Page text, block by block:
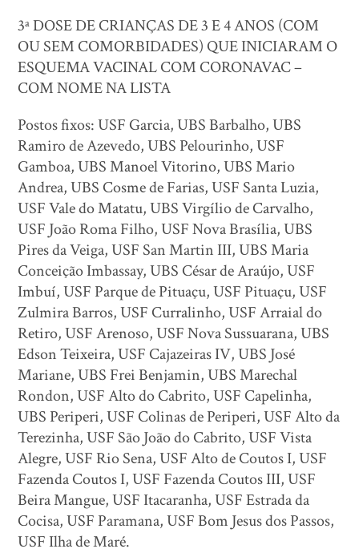
3ª DOSE DE CRIANÇAS DE 3 E 4 ANOS (COM
OU SEM COMORBIDADES) QUE INICIARAM O
ESQUEMA VACINAL COM CORONAVAC –
COM NOME NA LISTA
Postos fixos: USF Garcia, UBS Barbalho, UBS
Ramiro de Azevedo, UBS Pelourinho, USF
Gamboa, UBS Manoel Vitorino, UBS Mario
Andrea, UBS Cosme de Farias, USF Santa Luzia,
USF Vale do Matatu, UBS Virgílio de Carvalho,
USF João Roma Filho, USF Nova Brasília, UBS
Pires da Veiga, USF San Martin III, UBS Maria
Conceição Imbassay, UBS César de Araújo, USF
Imbuí, USF Parque de Pituaçu, USF Pituaçu, USF
Zulmira Barros, USF Curralinho, USF Arraial do
Retiro, USF Arenoso, USF Nova Sussuarana, UBS
Edson Teixeira, USF Cajazeiras IV, UBS José
Mariane, UBS Frei Benjamin, UBS Marechal
Rondon, USF Alto do Cabrito, USF Capelinha,
UBS Periperi, USF Colinas de Periperi, USF Alto da
Terezinha, USF São João do Cabrito, USF Vista
Alegre, USF Rio Sena, USF Alto de Coutos I, USF
Fazenda Coutos I, USF Fazenda Coutos III, USF
Beira Mangue, USF Itacaranha, USF Estrada da
Cocisa, USF Paramana, USF Bom Jesus dos Passos,
USF Ilha de Maré.